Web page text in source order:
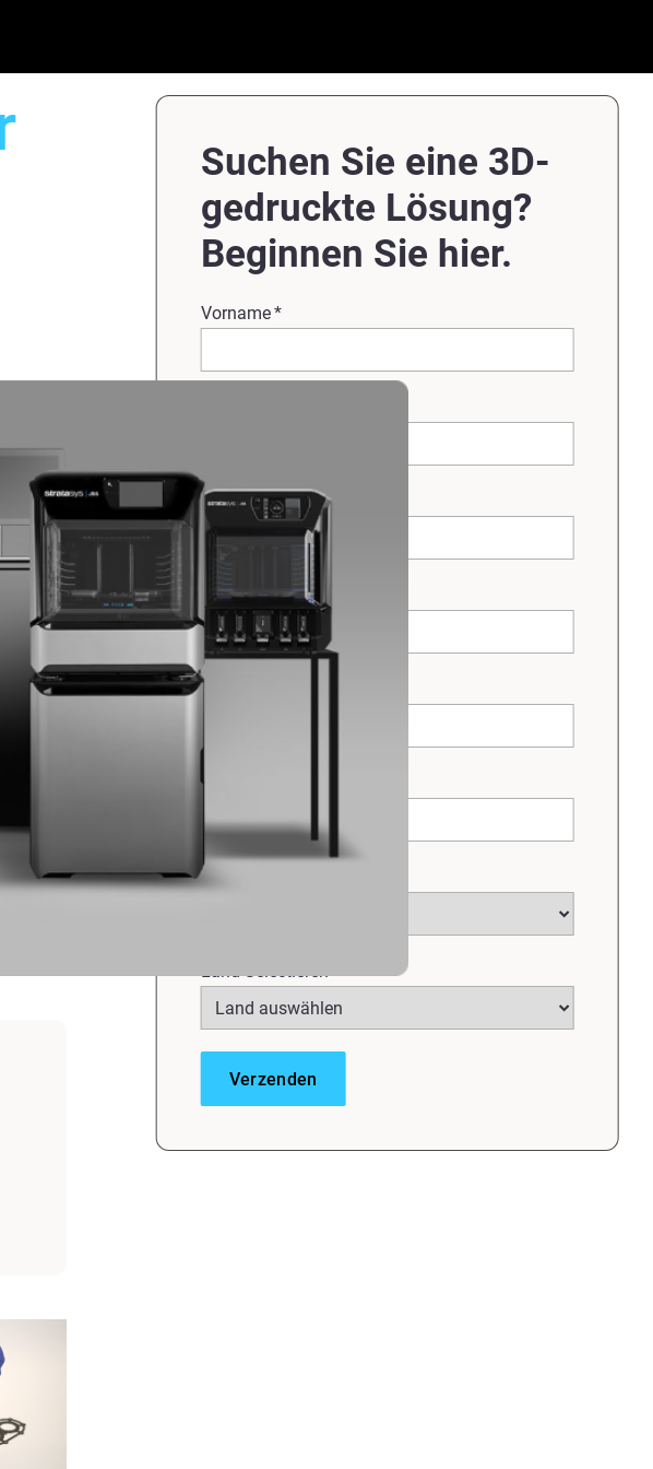
Suchen Sie eine 3D-
gedruckte Lösung?
Beginnen Sie hier.
Vorname*
E-Mail Adresse *
Telefon*
Kommentar
Firma
Industrie
Land Selectieren*